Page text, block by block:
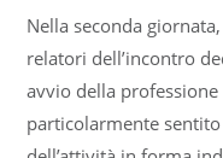
Nella seconda
relatori dell’incontro
avvio della
particolarmente